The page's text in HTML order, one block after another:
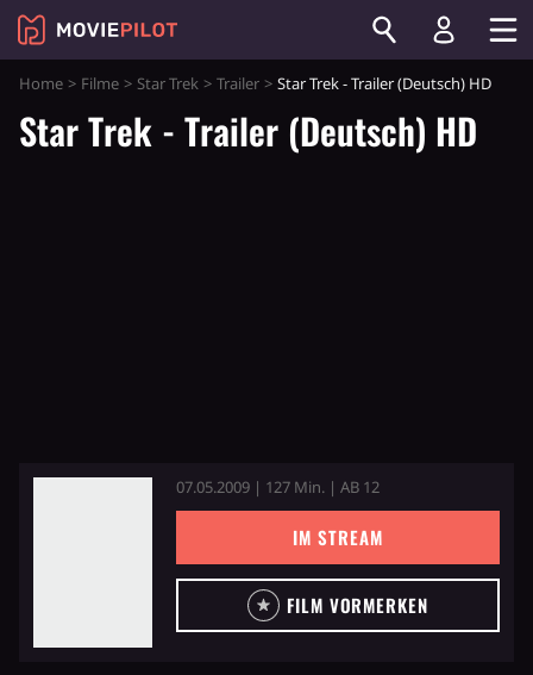
Home Filme Star Trek Trailer Star Trek - Trailer (Deutsch) HD
Star Trek - Trailer (Deutsch) HD
07.05.2009 | 127 Min. | AB 12
IM STREAM
FILM VORMERKEN